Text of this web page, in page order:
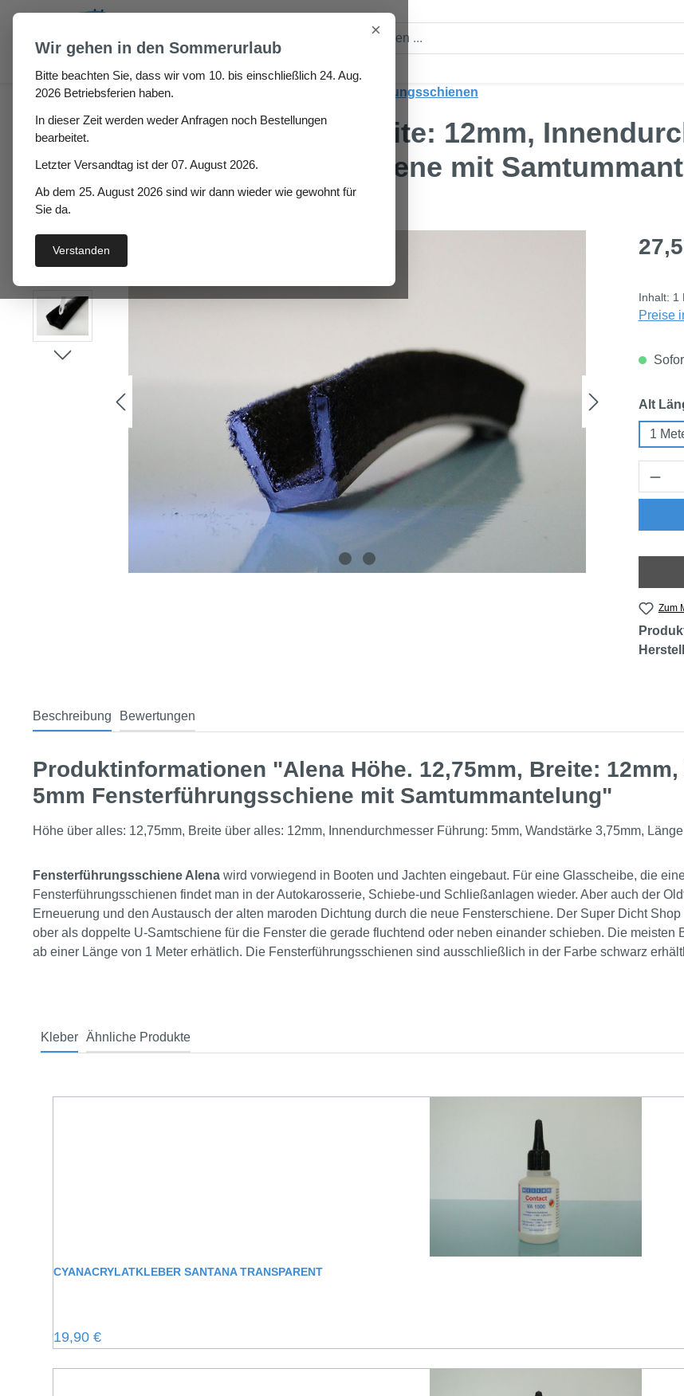
Hauptinhalt springen
Zur Suche springen
Auto / Wohnmobil / Boot Glasscheibenführungsschienen
Alena Höhe. 12,75mm, Breite: 12mm,
5mm Fensterführungsschiene mit
Bildergalerie überspringen
Inhalt: 1
Preise
Alt
1
Zum
Beschreibung Bewertungen
Produktinformationen "Alena Höhe. 12,75mm, Breite:
5mm Fensterführungsschiene mit Samtummantelung"
Höhe über alles: 12,75mm, Breite über alles: 12mm, Innendurchmesser Führung: 5mm, Wandstärke 3,75mm,
Fensterführungsschiene Alena wird vorwiegend in Booten und Jachten eingebaut. Für eine Glasscheibe, die
Fensterführungsschienen findet man in der Autokarosserie, Schiebe-und Schließanlagen wieder. Aber auch der
Erneuerung und den Austausch der alten maroden Dichtung durch die neue Fensterschiene. Der Super Dicht
ober als doppelte U-Samtschiene für die Fenster die gerade fluchtend oder neben einander schieben. Die
ab einer Länge von 1 Meter erhätlich. Die Fensterführungsschienen sind ausschließlich in der Farbe schwarz
Kleber Ähnliche Produkte
CYANACRYLATKLEBER SANTANA TRANSPARENT
Regulärer Preis:
19,90 €
×
Wir gehen in den Sommerurlaub
Bitte beachten Sie, dass wir vom 10. bis einschließlich 24. Aug.
2026 Betriebsferien haben.
In dieser Zeit werden weder Anfragen noch Bestellungen
bearbeitet.
Letzter Versandtag ist der 07. August 2026.
Ab dem 25. August 2026 sind wir dann wieder wie gewohnt für
Sie da.
Verstanden